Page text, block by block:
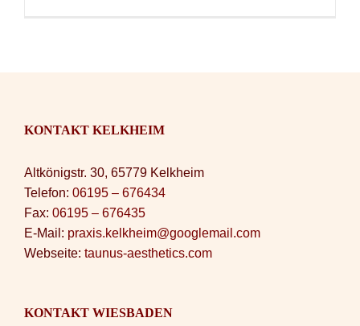
KONTAKT KELKHEIM
Altkönigstr. 30, 65779 Kelkheim
Telefon: 06195 – 676434
Fax: 06195 – 676435
E-Mail: praxis.kelkheim@googlemail.com
Webseite: taunus-aesthetics.com
KONTAKT WIESBADEN